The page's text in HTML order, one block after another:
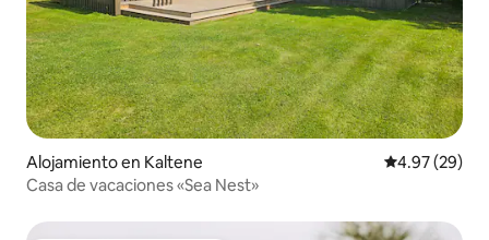
Alojamiento en Kaltene Calificación
4.97 (29)
Casa de vacaciones «Sea Nest»